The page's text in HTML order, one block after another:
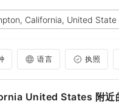
语言 执照
United States 附近